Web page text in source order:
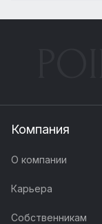
Компания
О компании
Карьера
Собственникам